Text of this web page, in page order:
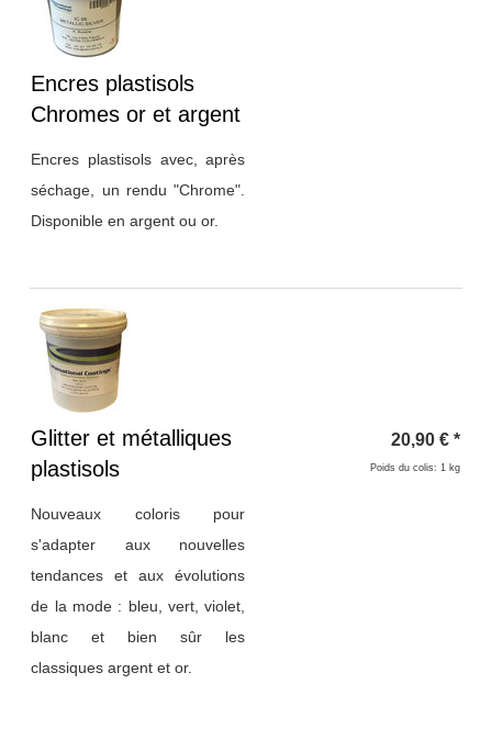
Titre 1
Encres plastisols
Chromes or et argent
Encres plastisols avec, après
séchage, un rendu "Chrome".
Disponible en argent ou or.
Titre 1
Glitter et métalliques
plastisols
Nouveaux coloris pour
s'adapter aux nouvelles
tendances et aux évolutions
de la mode : bleu, vert, violet,
blanc et bien sûr les
classiques argent et or.
20,90 € *
Poids du colis: 1 kg